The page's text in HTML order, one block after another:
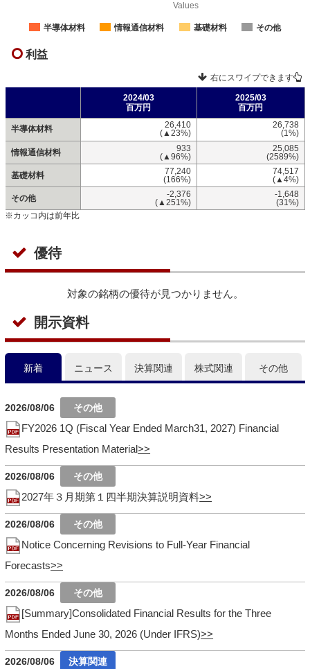
Values
半導体材料 情報通信材料 基礎材料 その他
利益
右にスワイプできます
2024/03
百万円
2025/03
百万円
半導体材料
26,410
(▲23%)
26,738
(1%)
情報通信材料
933
(▲96%)
25,085
(2589%)
基礎材料
77,240
(166%)
74,517
(▲4%)
その他
-2,376
(▲251%)
-1,648
(31%)
※カッコ内は前年比
優待
対象の銘柄の優待が見つかりません。
開示資料
新着 ニュース 決算関連 株式関連 その他
2026/08/06
FY2026 1Q (Fiscal Year Ended March31, 2027) Financial
Results Presentation Material
2026/08/06
2027年３月期第１四半期決算説明資料
2026/08/06
Notice Concerning Revisions to Full-Year Financial
Forecasts
2026/08/06
[Summary]Consolidated Financial Results for the Three
Months Ended June 30, 2026 (Under IFRS)
2026/08/06